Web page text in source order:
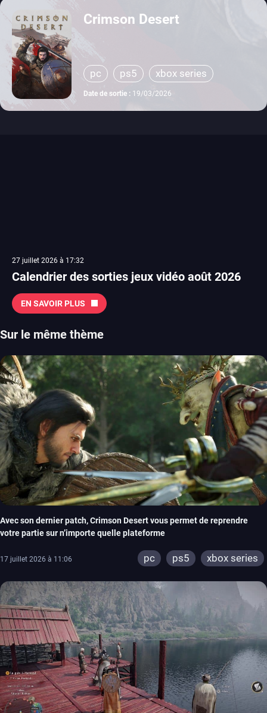
Crimson Desert
pc ps5 xbox series
Date de sortie : 19/03/2026
27 juillet 2026 à 17:32
Calendrier des sorties jeux vidéo août 2026
EN SAVOIR PLUS
Sur le même thème
Avec son dernier patch, Crimson Desert vous permet de reprendre
votre partie sur n’importe quelle plateforme
17 juillet 2026 à 11:06 pc ps5 xbox series